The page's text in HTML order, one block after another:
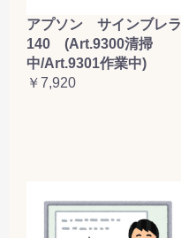
アプソン サインブレラ
140 (Art.9300清掃
中/Art.9301作業中)
￥7,920